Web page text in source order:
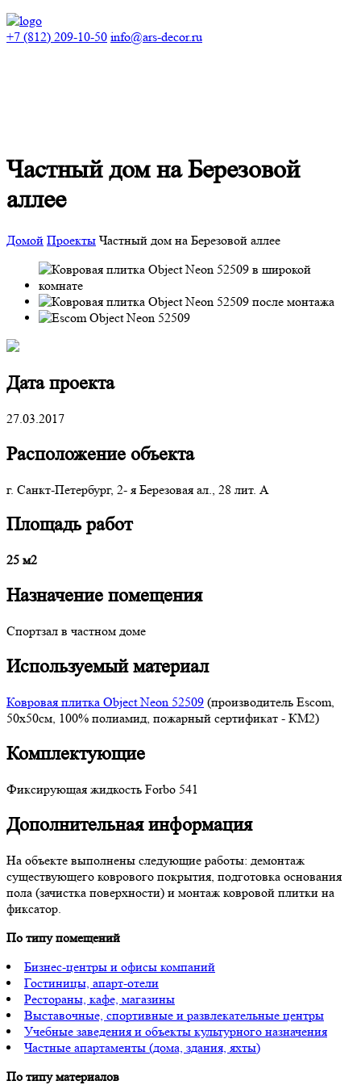
+7 (812) 209-10-50 info@ars-decor.ru
Частный дом на Березовой
аллее
Домой Проекты Частный дом на Березовой аллее
Дата проекта
27.03.2017
Расположение объекта
г. Санкт-Петербург, 2- я Березовая ал., 28 лит. А
Площадь работ
25 м2
Назначение помещения
Спортзал в частном доме
Используемый материал
Ковровая плитка Object Neon 52509 (производитель Escom,
50x50см, 100% полиамид, пожарный сертификат - КМ2)
Комплектующие
Фиксирующая жидкость Forbo 541
Дополнительная информация
На объекте выполнены следующие работы: демонтаж
существующего коврового покрытия, подготовка основания
пола (зачистка поверхности) и монтаж ковровой плитки на
фиксатор.
По типу помещений
Бизнес-центры и офисы компаний
Гостиницы, апарт-отели
Рестораны, кафе, магазины
Выставочные, спортивные и развлекательные центры
Учебные заведения и объекты культурного назначения
Частные апартаменты (дома, здания, яхты)
По типу материалов